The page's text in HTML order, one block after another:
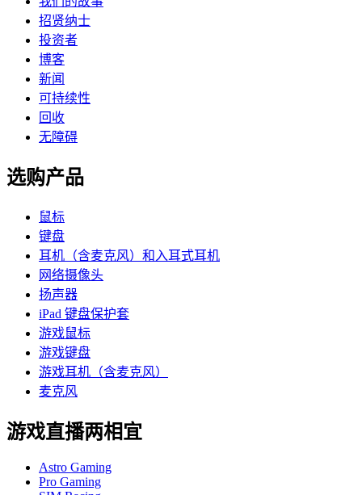
招贤纳士
投资者
博客
新闻
可持续性
回收
无障碍
选购产品
鼠标
键盘
耳机（含麦克风）和入耳式耳机
网络摄像头
扬声器
iPad 键盘保护套
游戏鼠标
游戏键盘
游戏耳机（含麦克风）
麦克风
游戏直播两相宜
Astro Gaming
Pro Gaming